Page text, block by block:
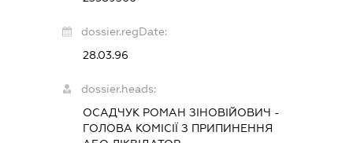
dossier.regDate:
28.03.96
dossier.heads:
ОСАДЧУК РОМАН ЗІНОВІЙОВИЧ -
ГОЛОВА КОМІСІЇ З ПРИПИНЕННЯ